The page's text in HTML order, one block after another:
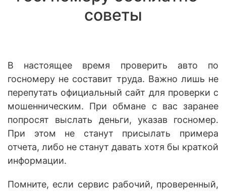
советы
В настоящее время проверить авто по
госномеру не составит труда. Важно лишь не
перепутать официальный сайт для проверки с
мошенническим. При обмане с вас заранее
попросят выслать деньги, указав госномер.
При этом не станут присылать примера
отчета, либо не станут давать хотя бы краткой
информации.
Помните, если сервис рабочий, проверенный,